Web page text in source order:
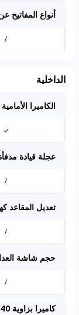
أنواع المفاتيح
/
الداخلية
الكاميرا الأمامية
✓
عجلة قيادة
/
تعديل المقاعد
/
حجم شاشة
/
كاميرا بزاوية 540 درجة